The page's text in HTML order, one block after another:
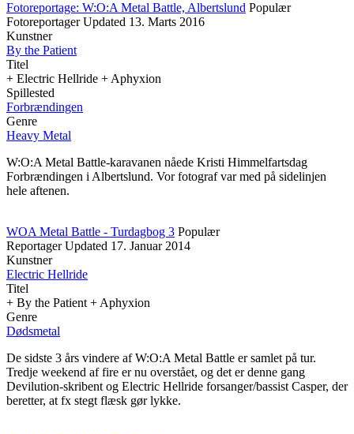
Fotoreportage: W:O:A Metal Battle, Albertslund Populær
Fotoreportager Updated 13. Marts 2016
Kunstner
By the Patient
Titel
+ Electric Hellride + Aphyxion
Spillested
Forbrænd­ingen
Genre
Heavy Metal
W:O:A Metal Battle-karavanen nåede Kristi Himmelfartsdag
Forbrændingen i Albertslund. Vor fotograf var med på sidelinjen
hele aftenen.
WOA Metal Battle - Turdagbog 3 Populær
Reportager Updated 17. Januar 2014
Kunstner
Electric Hellride
Titel
+ By the Patient + Aphyxion
Genre
Dødsmetal
De sidste 3 års vindere af W:O:A Metal Battle er samlet på tur.
Tredje weekend af fire er nu overstået, og det er denne gang
Devilution-skribent og Electric Hellride forsanger/bassist Casper, der
beretter, at fx stegt flæsk gør lykke.